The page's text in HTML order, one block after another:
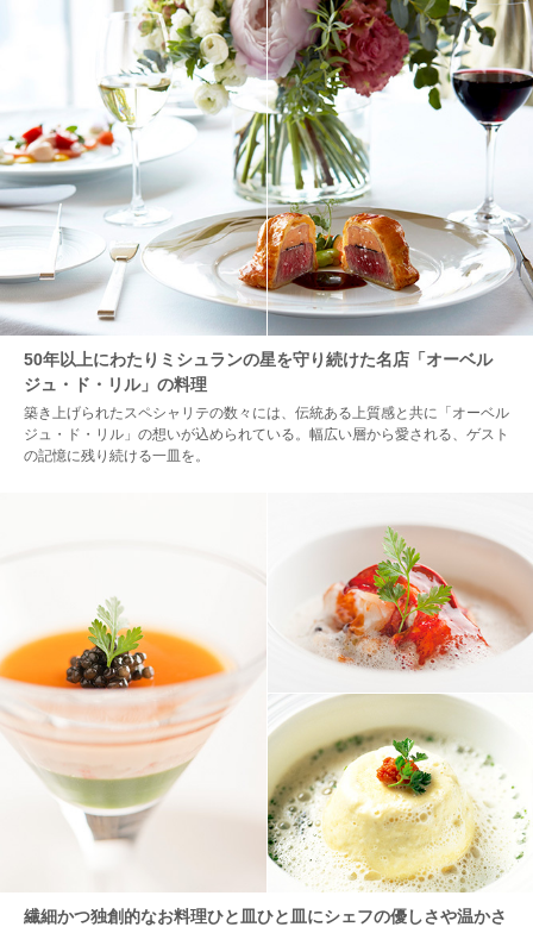
50年以上にわたりミシュランの星を守り続けた名店「オーベル
ジュ・ド・リル」の料理
築き上げられたスペシャリテの数々には、伝統ある上質感と共に「オーベル
ジュ・ド・リル」の想いが込められている。幅広い層から愛される、ゲスト
の記憶に残り続ける一皿を。
繊細かつ独創的なお料理ひと皿ひと皿にシェフの優しさや温かさ